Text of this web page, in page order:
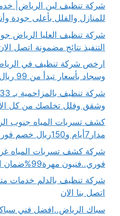
شركة تنظيف لبن الرياض|
للمنازل والفلل بأعلى جودة
التنفيذ نتائج مضمونة اتصل
ارخص شركة تنظيف في
وسجاد بأسعار تبدأ من 99 ريال
وشقق وفلل تخلصك من كل
مدار7أيام و150ريال خصم فوري
فوري..فنيون مهرة99%ضمان اتصل الان
اتصل بنا الان